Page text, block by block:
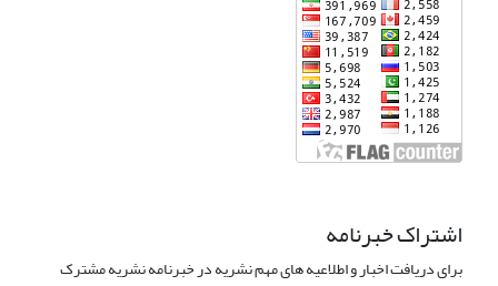
اشتراک خبرنامه
برای دریافت اخبار و اطلاعیه های مهم نشریه در خبرنامه نشریه مشترک